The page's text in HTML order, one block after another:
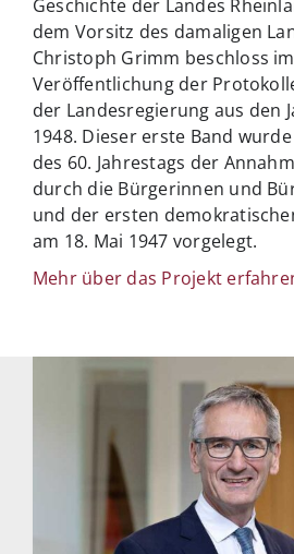
Geschichte der Landes
dem Vorsitz des damaligen
Christoph Grimm beschloss
Veröffentlichung der
der Landesregierung aus den
1948. Dieser erste Band
des 60. Jahrestags der
durch die Bürgerinnen und
und der ersten
am 18. Mai 1947 vorgelegt.
Mehr über das Projekt